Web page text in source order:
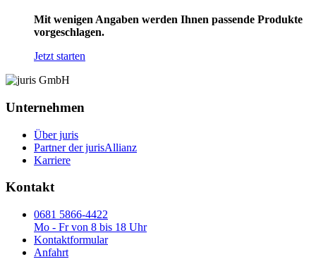
Mit wenigen Angaben werden Ihnen passende Produkte
vorgeschlagen.
Jetzt starten
Unternehmen
Über juris
Partner der jurisAllianz
Karriere
Kontakt
0681 5866-4422
Mo - Fr von 8 bis 18 Uhr
Kontaktformular
Anfahrt